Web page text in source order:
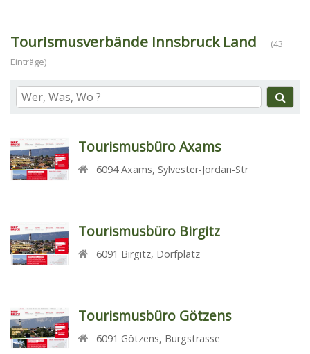
Tourismusverbände Innsbruck Land
(43
Einträge)
Tourismusbüro Axams
6094 Axams, Sylvester-Jordan-Str
Tourismusbüro Birgitz
6091 Birgitz, Dorfplatz
Tourismusbüro Götzens
6091 Götzens, Burgstrasse